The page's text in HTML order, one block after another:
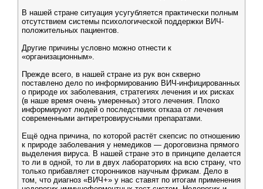
В нашей стране ситуация усугубляется практически полным
отсутствием системы психологической поддержки ВИЧ-
положительных пациентов.
Другие причины условно можно отнести к
«организационным».
Прежде всего, в нашей стране из рук вон скверно
поставлено дело по информированию ВИЧ-инфицированных
о природе их заболевания, стратегиях лечения и их рисках
(в наше время очень умеренных) этого лечения. Плохо
информируют людей о последствиях отказа от лечения
современными антиретровирусными препаратами.
Ещё одна причина, по которой растёт скепсис по отношению
к природе заболевания у немедиков — дороговизна прямого
выделения вируса. В нашей стране это в принципе делается
то ли в одной, то ли в двух лабораториях на всю страну, что
только прибавляет сторонников научным фрикам. Дело в
том, что диагноз «ВИЧ+» у нас ставят по итогам применения